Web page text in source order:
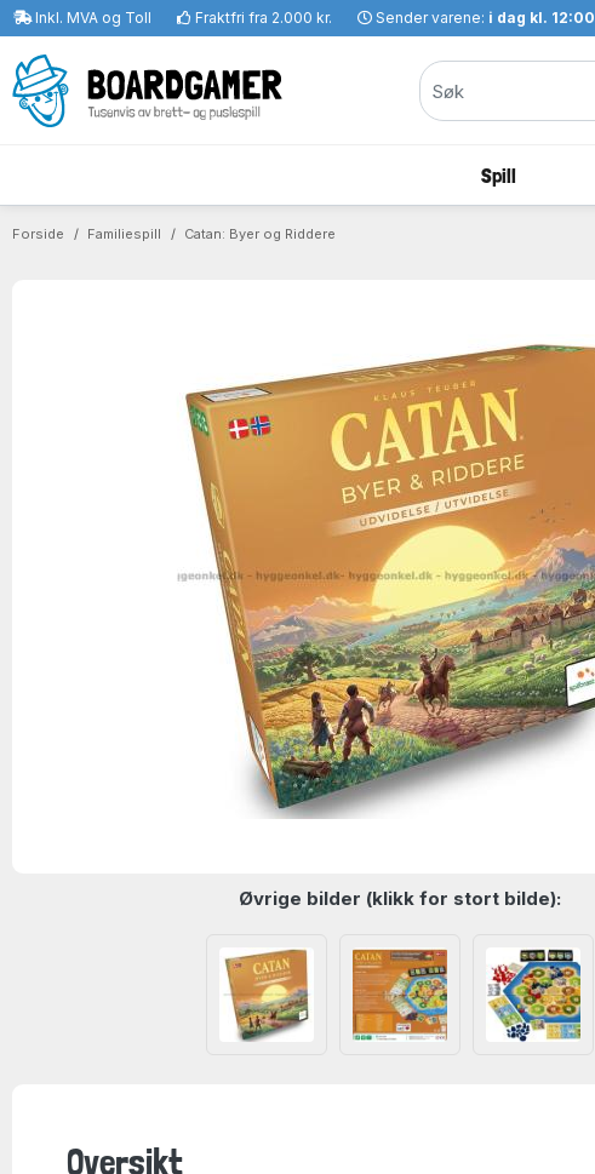
Inkl. MVA og Toll Fraktfri fra 2.000 kr. Sender varene: i dag kl. 12:00
Spill
Forside Familiespill Catan: Byer og Riddere
Øvrige bilder (klikk for stort bilde):
Oversikt